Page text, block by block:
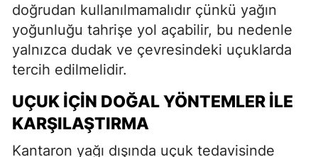
doğrudan kullanılmamalıdır çünkü yağın
yoğunluğu tahrişe yol açabilir, bu nedenle
yalnızca dudak ve çevresindeki uçuklarda
tercih edilmelidir.
UÇUK İÇIN DOĞAL YÖNTEMLER ILE
KARŞILAŞTIRMA
Kantaron yağı dışında uçuk tedavisinde